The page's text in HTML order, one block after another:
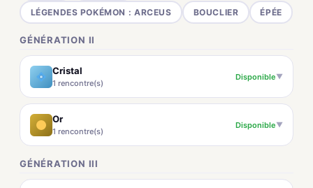
LÉGENDES POKÉMON : ARCEUS BOUCLIER ÉPÉE
GÉNÉRATION II
Cristal
1 rencontre(s)
Disponible▼
Or
1 rencontre(s)
Disponible▼
GÉNÉRATION III